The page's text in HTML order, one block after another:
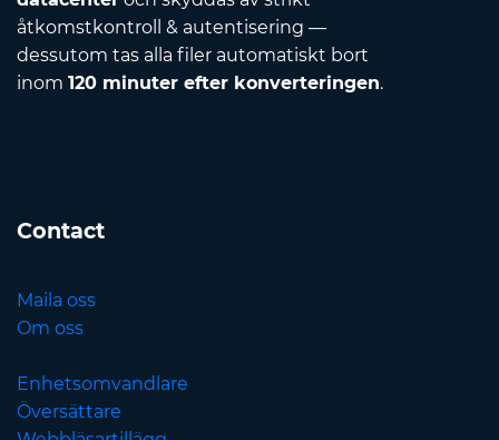
åtkomstkontroll & autentisering —
dessutom tas alla filer automatiskt bort
inom 120 minuter efter konverteringen.
Contact
Maila oss
Om oss
Enhetsomvandlare
Översättare